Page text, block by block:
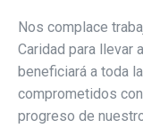
Nos complace
Caridad para llevar
beneficiará a toda
comprometidos
progreso de